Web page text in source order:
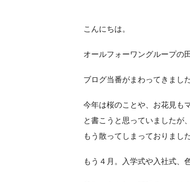
こんにちは。
オールフォーワングループの
ブログ当番がまわってきました
今年は桜のことや、お花見も
と書こうと思っていましたが
もう散ってしまっておりました
もう４月。入学式や入社式、